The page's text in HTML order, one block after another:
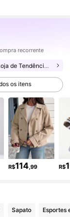
recorrente
de Tendências」
os itens
R$114,99 R$
Sapato Esportes